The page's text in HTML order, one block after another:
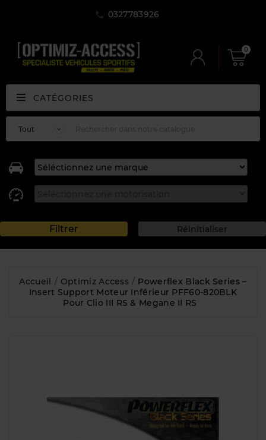
0327783926
0
CATÉGORIES
Accueil Optimiz Access
Powerflex Black Series –
Insert Support Moteur Inférieur PFF60-820BLK
Pour Clio III RS & Megane II RS